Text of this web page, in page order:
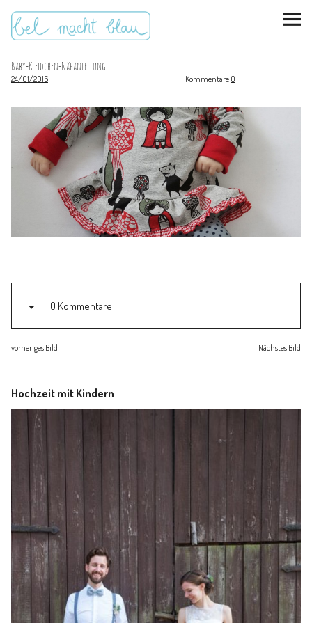
instagram
pinterestbloglovin
Malen + basteln
Feste feiern
Kinderzimmer
Mathe für Mamas
Baby-Kleidchen-Nähanleitung
24/01/2016 Kommentare 0
0 Kommentare
Nächstes Bild
vorheriges Bild
Hochzeit mit Kindern